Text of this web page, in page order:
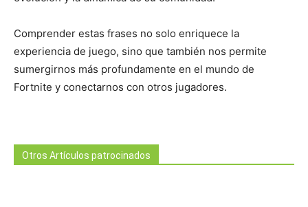
Comprender estas frases no solo enriquece la
experiencia de juego, sino que también nos permite
sumergirnos más profundamente en el mundo de
Fortnite y conectarnos con otros jugadores.
Otros Artículos patrocinados